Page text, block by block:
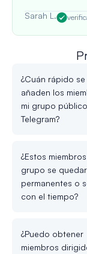
Sarah L.
¿Cuán rápido se
añaden los
mi grupo
Telegram?
¿Estos
grupo se
permanentes o
con el tiempo?
¿Puedo obtener
miembros